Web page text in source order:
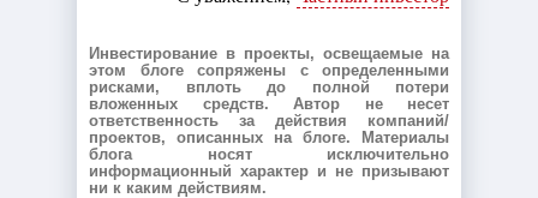
Инвестирование в проекты, освещаемые на
этом блоге сопряжены с определенными
рисками, вплоть до полной потери
вложенных средств. Автор не несет
ответственность за действия компаний/
проектов, описанных на блоге. Материалы
блога носят исключительно
информационный характер и не призывают
ни к каким действиям.